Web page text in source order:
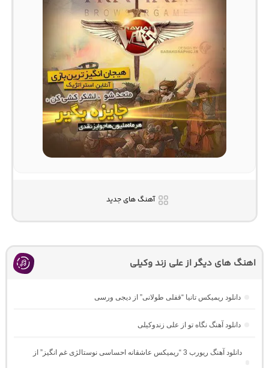
آهنگ های جدید
اهنگ های دیگر از علی زند وکیلی
دانلود ریمیکس تانیا “قفلی طولانی” از دیجی ورسی
دانلود آهنگ نگاه تو از علی زندوکیلی
دانلود آهنگ ریورب 3 “ریمیکس عاشقانه احساسی نوستالژی غم انگیز” از